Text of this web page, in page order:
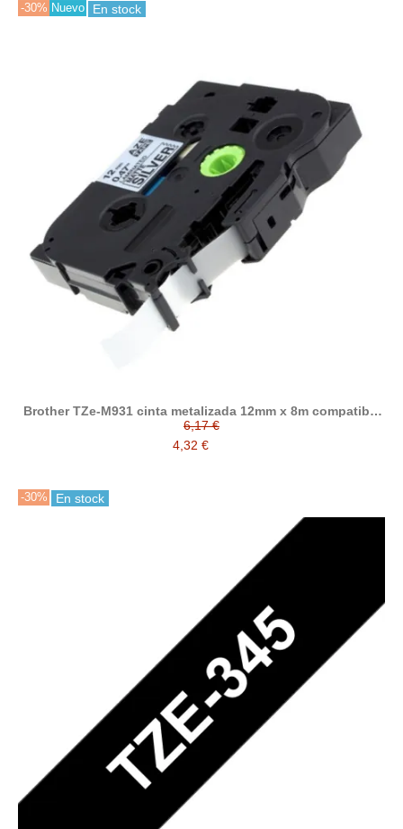
-30% Nuevo En stock
Brother TZe-M931 cinta metalizada 12mm x 8m compatible
(negro sobre fondo plata mate)
6,17 €
4,32 €
-30% En stock